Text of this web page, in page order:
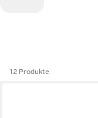
12 Produkte